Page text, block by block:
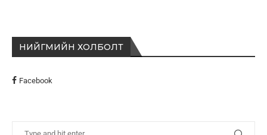
НИЙГМИЙН ХОЛБОЛТ
Facebook